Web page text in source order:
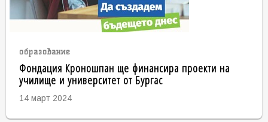
образование
Фондация Кроношпан ще финансира проекти на
училище и университет от Бургас
14 март 2024